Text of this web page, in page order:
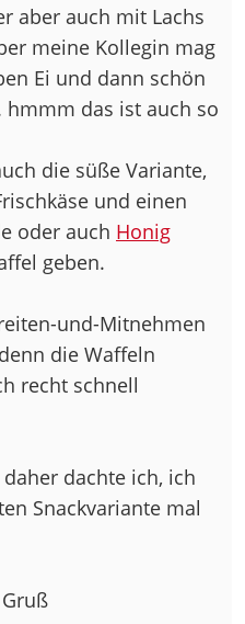
aber auch mit Lachs
meine Kollegin mag
Ei und dann schön
das ist auch so
die süße Variante,
und einen
oder auch Honig
geben.
und-Mitnehmen
die Waffeln
recht schnell
dachte ich, ich
Snackvariante mal